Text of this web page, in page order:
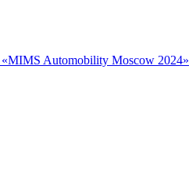
«MIMS Automobility Moscow 2024»